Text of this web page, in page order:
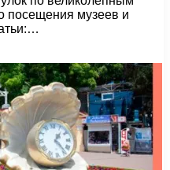
посещения музеев и